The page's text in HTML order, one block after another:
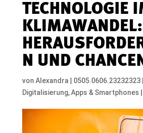
TECHNOLOGIE
KLIMAWANDEL:
N UND
von Alexandra 0505.0606.23232323|
Digitalisierung,Apps & Smartphones